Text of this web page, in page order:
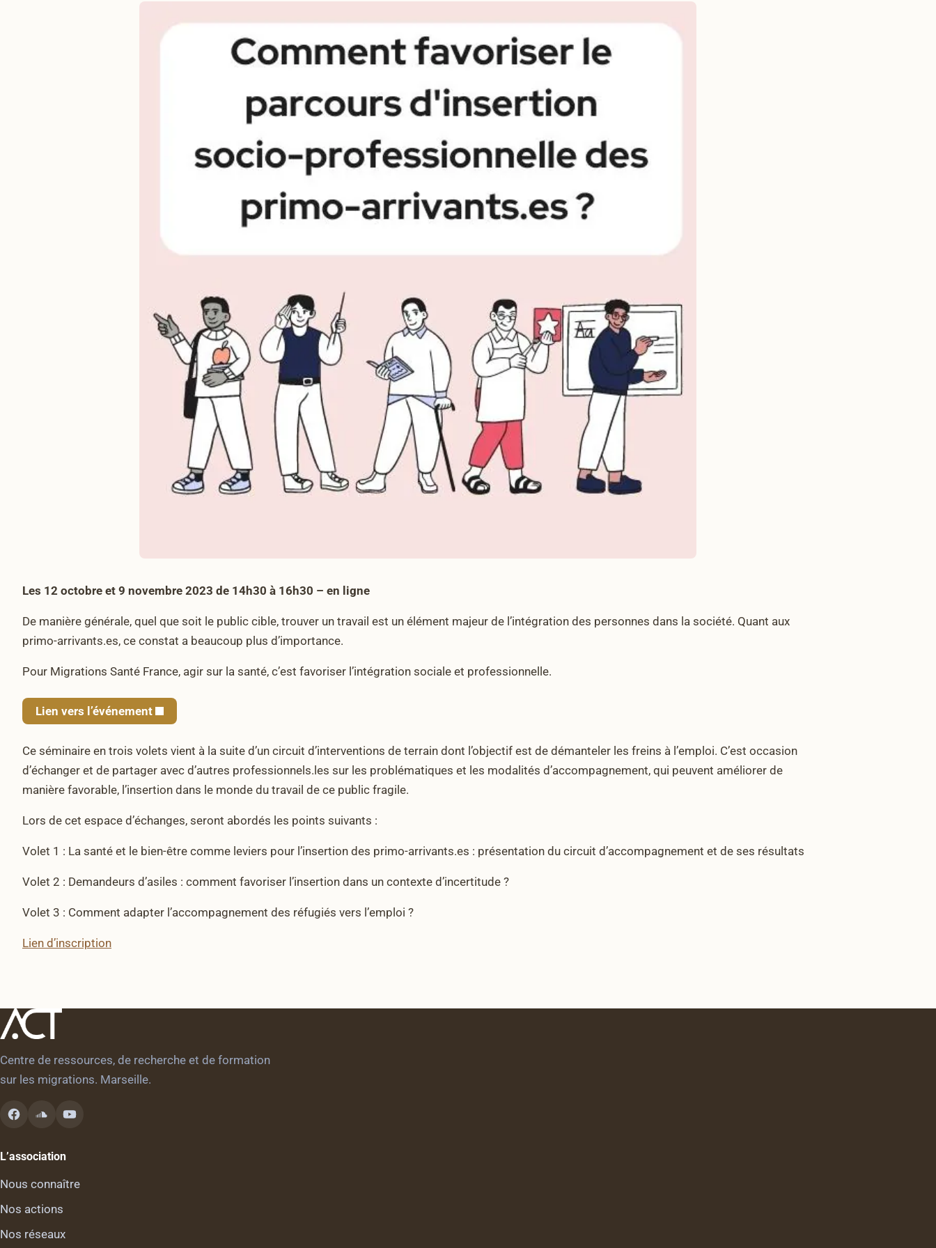
Les 12 octobre et 9 novembre 2023 de 14h30 à 16h30 – en ligne
De manière générale, quel que soit le public cible, trouver un travail est un élément majeur de l’intégration des personnes dans la société. Quant aux
primo-arrivants.es, ce constat a beaucoup plus d’importance.
Pour Migrations Santé France, agir sur la santé, c’est favoriser l’intégration sociale et professionnelle.
Lien vers l’événement
Ce séminaire en trois volets vient à la suite d’un circuit d’interventions de terrain dont l’objectif est de démanteler les freins à l’emploi. C’est occasion
d’échanger et de partager avec d’autres professionnels.les sur les problématiques et les modalités d’accompagnement, qui peuvent améliorer de
manière favorable, l’insertion dans le monde du travail de ce public fragile.
Lors de cet espace d’échanges, seront abordés les points suivants :
Volet 1 : La santé et le bien-être comme leviers pour l’insertion des primo-arrivants.es : présentation du circuit d’accompagnement et de ses résultats
Volet 2 : Demandeurs d’asiles : comment favoriser l’insertion dans un contexte d’incertitude ?
Volet 3 : Comment adapter l’accompagnement des réfugiés vers l’emploi ?
Lien d’inscription
Centre de ressources, de recherche et de formation
sur les migrations. Marseille.
L’association
Nous connaître
Nos actions
Nos réseaux